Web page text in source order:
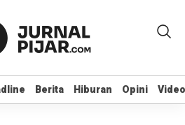
Berita Hiburan Opini Video
Berita Hiburan Opini Video